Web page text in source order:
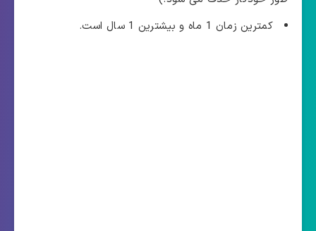
کمترین زمان 1 ماه و بیشترین 1 سال است.